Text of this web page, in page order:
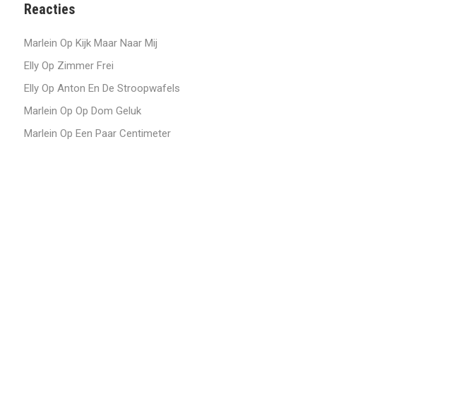
Reacties
Marlein Op Kijk Maar Naar Mij
Elly Op Zimmer Frei
Elly Op Anton En De Stroopwafels
Marlein Op Op Dom Geluk
Marlein Op Een Paar Centimeter